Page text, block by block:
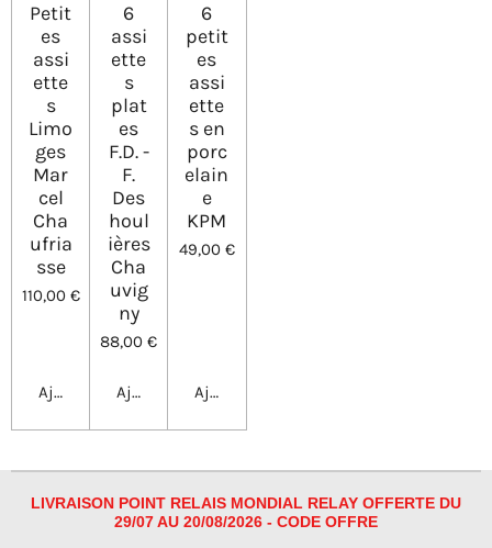
Petit
es
assi
ette
s
Limo
ges
Mar
cel
Cha
ufria
sse
110,00 €
Ajouter au panier
6
assi
ette
s
plat
es
F.D. -
F.
Des
houl
ières
Cha
uvig
ny
88,00 €
Ajouter au panier
6
petit
es
assi
ette
s en
porc
elain
e
KPM
49,00 €
Ajouter au panier
LIVRAISON POINT RELAIS MONDIAL RELAY OFFERTE DU
29/07 AU 20/08/2026 - CODE OFFRE